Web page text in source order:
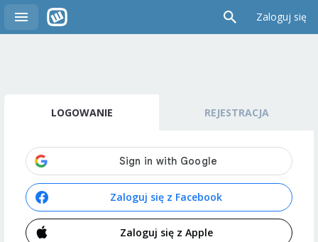
Zaloguj się
LOGOWANIE REJESTRACJA
Zaloguj się z Facebook
Zaloguj się z Apple